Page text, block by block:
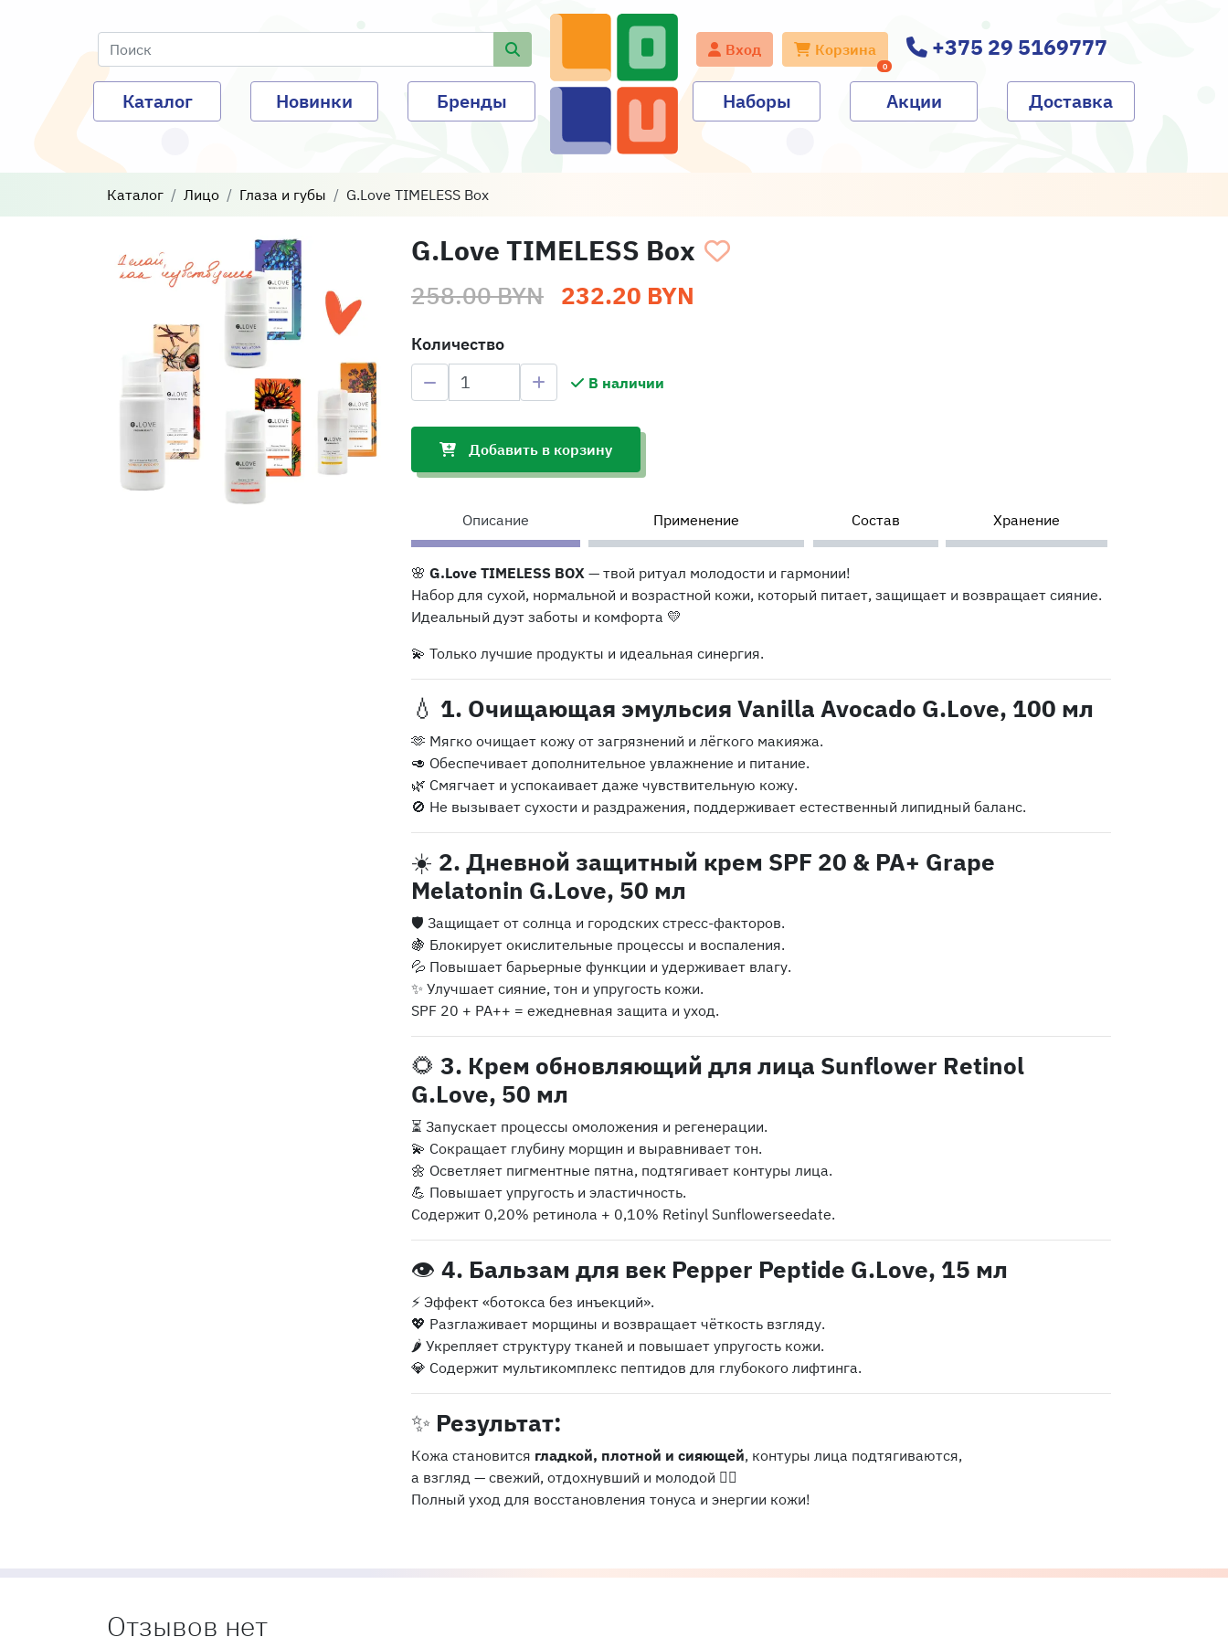
Каталог Новинки Бренды
Вход Корзина
0
+375 29 5169777
Наборы Акции Доставка
Каталог Лицо Глаза и губы G.Love TIMELESS Box
G.Love TIMELESS Box
258.00 BYN 232.20 BYN
Количество
В наличии
Добавить в корзину
Описание Применение Состав Хранение
🌸 G.Love TIMELESS BOX — твой ритуал молодости и гармонии!
Набор для сухой, нормальной и возрастной кожи, который питает, защищает и возвращает сияние.
Идеальный дуэт заботы и комфорта 💛
💫 Только лучшие продукты и идеальная синергия.
💧 1. Очищающая эмульсия Vanilla Avocado G.Love, 100 мл
🫶 Мягко очищает кожу от загрязнений и лёгкого макияжа.
🥑 Обеспечивает дополнительное увлажнение и питание.
🌿 Смягчает и успокаивает даже чувствительную кожу.
🚫 Не вызывает сухости и раздражения, поддерживает естественный липидный баланс.
☀️ 2. Дневной защитный крем SPF 20 & PA+ Grape
Melatonin G.Love, 50 мл
🛡️ Защищает от солнца и городских стресс-факторов.
🍇 Блокирует окислительные процессы и воспаления.
💦 Повышает барьерные функции и удерживает влагу.
✨ Улучшает сияние, тон и упругость кожи.
SPF 20 + PA++ = ежедневная защита и уход.
🌻 3. Крем обновляющий для лица Sunflower Retinol
G.Love, 50 мл
⏳ Запускает процессы омоложения и регенерации.
💫 Сокращает глубину морщин и выравнивает тон.
🌼 Осветляет пигментные пятна, подтягивает контуры лица.
💪 Повышает упругость и эластичность.
Содержит 0,20% ретинола + 0,10% Retinyl Sunflowerseedate.
👁️ 4. Бальзам для век Pepper Peptide G.Love, 15 мл
⚡ Эффект «ботокса без инъекций».
💖 Разглаживает морщины и возвращает чёткость взгляду.
🌶️ Укрепляет структуру тканей и повышает упругость кожи.
💎 Содержит мультикомплекс пептидов для глубокого лифтинга.
✨ Результат:
Кожа становится гладкой, плотной и сияющей, контуры лица подтягиваются,
а взгляд — свежий, отдохнувший и молодой 💆‍♀️
Полный уход для восстановления тонуса и энергии кожи!
Отзывов нет